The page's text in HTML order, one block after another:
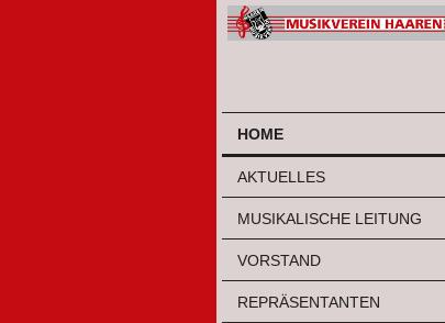
HOME
AKTUELLES
MUSIKALISCHE LEITUNG
VORSTAND
REPRÄSENTANTEN